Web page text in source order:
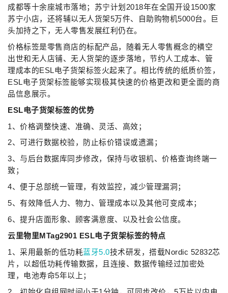
成都等十余座城市落地；苏宁计划2018年在全国开设1500家
苏宁小店，还将辅以无人货架5万件、自助购物机5000台。巨
头加持之下，无人零售发展红利仍在。
价格标签是零售商店的标配产品，随着无人零售概念的横空
出世和无人店铺、无人货架的逐步落地，节约人工成本、管
理成本的ESL电子货架标签火起来了。相比传统的纸质价签，
ESL电子货架标签能够实现极其快速的价格更改和更全面的商
品信息展示。
ESL电子货架标签的优势
1、价格调整快速、准确、灵活、高效；
2、可进行数据校验，防止标价错误或遗漏；
3、与后台数据库同步修改，保持与收银机、价格查询终端一
致；
4、便于总部统一管理，有效监控，减少管理漏洞；
5、有效降低人力、物力、管理成本以及其他可变成本；
6、提升店面形象、顾客满意度、以及社会公信度。
云里物里MTag2901 ESL电子货架标签的特点
1、采用最新的低功耗蓝牙5.0技术研发，搭载Nordic 52832芯
片，以超低功耗传输数据，且连接、数据传输经过加密处
理，电池寿命5年以上；